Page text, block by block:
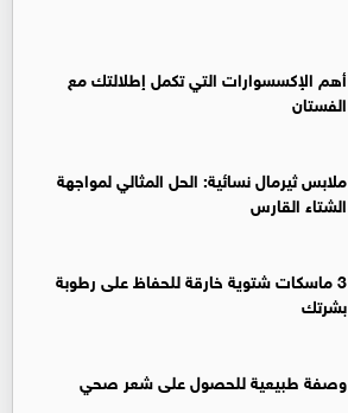
أهم الإكسسوارات التي تكمل إطلالتك مع
الفستان
ملابس ثيرمال نسائية: الحل المثالي لمواجهة
الشتاء القارس
3 ماسكات شتوية خارقة للحفاظ على رطوبة
بشرتك
وصفة طبيعية للحصول على شعر صحي